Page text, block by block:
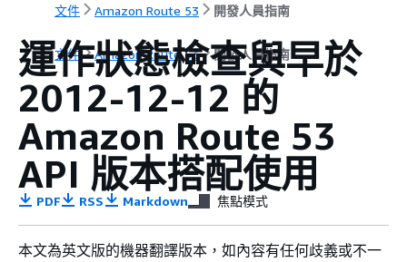
文件 Amazon Route 53 開發人員指南
文件 Amazon Route 53 開發人員指南
運作狀態檢查與早於
2012-12-12 的
Amazon Route 53
API 版本搭配使用
PDF RSS Markdown 焦點模式
本文為英文版的機器翻譯版本，如內容有任何歧義或不一